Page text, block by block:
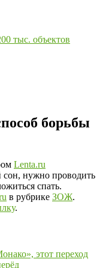
тыс. объектов
борьбы
Lenta.ru
нужно проводить
спать.
в рубрике ЗОЖ.
.